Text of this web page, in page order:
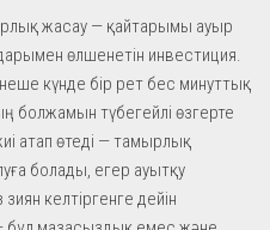
жасау — қайтарымы ауыр
өлшенетін инвестиция.
күнде бір рет бес минуттық
болжамын түбегейлі өзгерте
атап өтеді — тамырлық
болады, егер ауытқу
келтіргенге дейін